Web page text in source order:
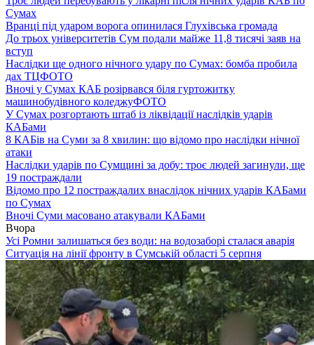
Сумах
Вранці під ударом ворога опинилася Глухівська громада
До трьох університетів Сум подали майже 11,8 тисячі заяв на
вступ
Наслідки ще одного нічного удару по Сумах: бомба пробила
дах ТЦФОТО
Вночі у Сумах КАБ розірвався біля гуртожитку
машинобудівного коледжуФОТО
У Сумах розгортають штаб із ліквідації наслідків ударів
КАБами
8 КАБів на Суми за 8 хвилин: що відомо про наслідки нічної
атаки
Наслідки ударів по Сумщині за добу: троє людей загинули, ще
19 постраждали
Відомо про 12 постраждалих внаслідок нічних ударів КАБами
по Сумах
Вночі Суми масовано атакували КАБами
Вчора
Усі Ромни залишаться без води: на водозаборі сталася аварія
Ситуація на лінії фронту в Сумській області 5 серпня